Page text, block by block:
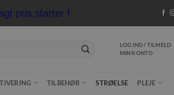
starter fra kun 32 DKK - Gratis
LOG IND / TILMELD
MIN KONTO
TILBEHØR STRØELSE PLEJE